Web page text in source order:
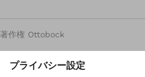
著作権 Ottobock